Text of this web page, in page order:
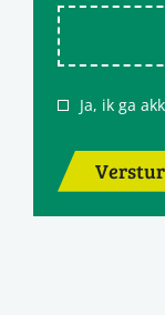
Ja, ik ga